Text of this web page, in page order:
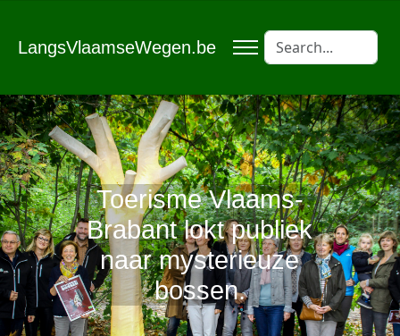
LangsVlaamseWegen.be
Toerisme Vlaams-
Brabant lokt publiek
naar mysterieuze
bossen.